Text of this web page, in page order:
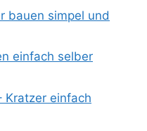
bauen simpel und
einfach selber
Kratzer einfach